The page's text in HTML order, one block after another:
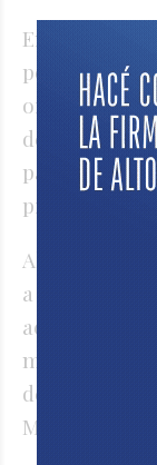
En febrero,
por la
organismo,
decidieran
para medir
preparando
Ahora, el
a analizar
actualizar el
metodología
de 20 años y
Monetario.